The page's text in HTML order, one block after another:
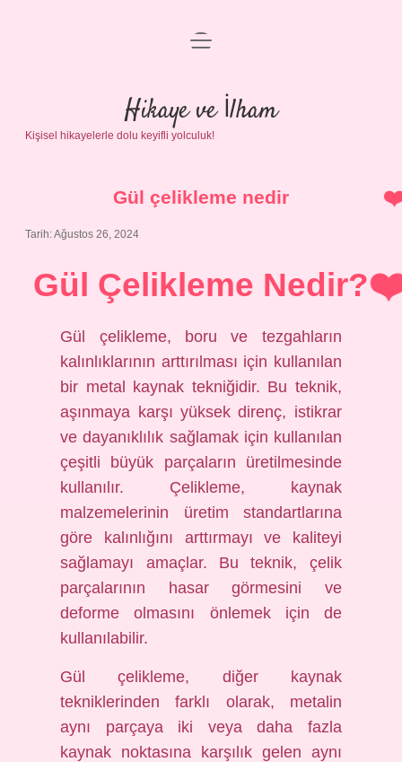
Anasayfa
Gizlilik Politikası
Yasal Uyarı
menüyü
Hikaye ve İlham
Kişisel hikayelerle dolu keyifli yolculuk!
Gül çelikleme nedir
Tarih: Ağustos 26, 2024
Gül Çelikleme Nedir?
Gül çelikleme, boru ve tezgahların
kalınlıklarının arttırılması için kullanılan
bir metal kaynak tekniğidir. Bu teknik,
aşınmaya karşı yüksek direnç, istikrar
ve dayanıklılık sağlamak için kullanılan
çeşitli büyük parçaların üretilmesinde
kullanılır. Çelikleme, kaynak
malzemelerinin üretim standartlarına
göre kalınlığını arttırmayı ve kaliteyi
sağlamayı amaçlar. Bu teknik, çelik
parçalarının hasar görmesini ve
deforme olmasını önlemek için de
kullanılabilir.
Gül çelikleme, diğer kaynak
tekniklerinden farklı olarak, metalin
aynı parçaya iki veya daha fazla
kaynak noktasına karşılık gelen aynı